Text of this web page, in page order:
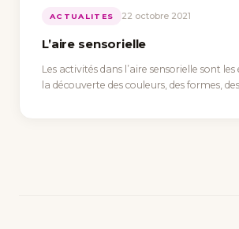
ACTUALITES 22 octobre 2021
L’aire sensorielle
Les activités dans l’aire sensorielle sont
la découverte des couleurs, des formes,